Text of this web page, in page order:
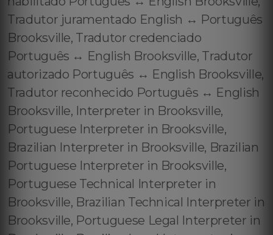
Tradutor juramentado English ↔️ Português
Brooksville, Tradutor credenciado
Português ↔️ English Brooksville, Tradutor
autorizado Português ↔️ English Brooksville,
Tradutor reconhecido Português ↔️ English
Brooksville, Interpreter in Brooksville,
Portuguese Interpreter in Brooksville,
Brazilian Interpreter in Brooksville, Brazilian
Portuguese Interpreter in Brooksville,
Portuguese Technical Interpreter in
Brooksville, Brazilian Technical Interpreter in
Brooksville, Portuguese Legal Interpreter in